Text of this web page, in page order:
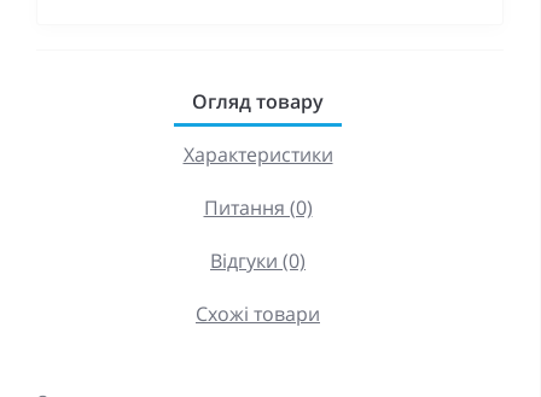
Огляд товару
Характеристики
Питання (0)
Відгуки (0)
Схожі товари